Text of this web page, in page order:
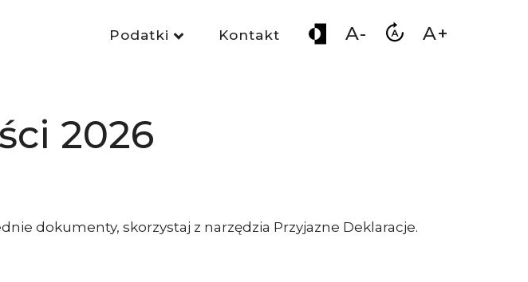
Podatki Kontakt A- A+
2026
dokumenty, skorzystaj z narzędzia Przyjazne Deklaracje.